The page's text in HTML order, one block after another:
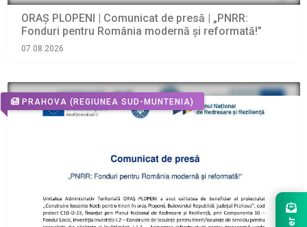
ORAŞ PLOPENI | Comunicat de presă | „PNRR:
Fonduri pentru România modernă și reformată!”
07.08.2026
PRAHOVA (REGIUNEA SUD-MUNTENIA)